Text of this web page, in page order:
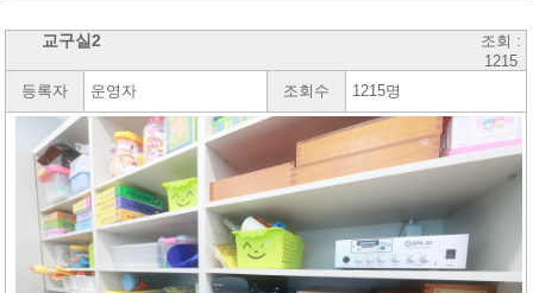
교구실2
조회 :
1215
등록자
운영자 조회수 1215명